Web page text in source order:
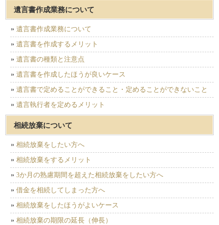
遺言書作成業務について
遺言書作成業務について
遺言書を作成するメリット
遺言書の種類と注意点
遺言書を作成したほうが良いケース
遺言書で定めることができること・定めることができないこと
遺言執行者を定めるメリット
相続放棄について
相続放棄をしたい方へ
相続放棄をするメリット
3か月の熟慮期間を超えた相続放棄をしたい方へ
借金を相続してしまった方へ
相続放棄をしたほうがよいケース
相続放棄の期限の延長（伸長）